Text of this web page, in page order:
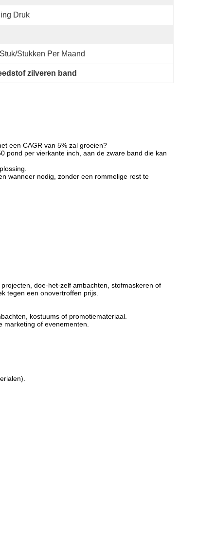
Druk
Stukken Per Maand
zilveren band
een CAGR van 5% zal groeien?
pond per vierkante inch, aan de zware band die kan
wanneer nodig, zonder een rommelige rest te
doe-het-zelf ambachten, stofmaskeren of
tegen een onovertroffen prijs.
kostuums of promotiemateriaal.
of evenementen.